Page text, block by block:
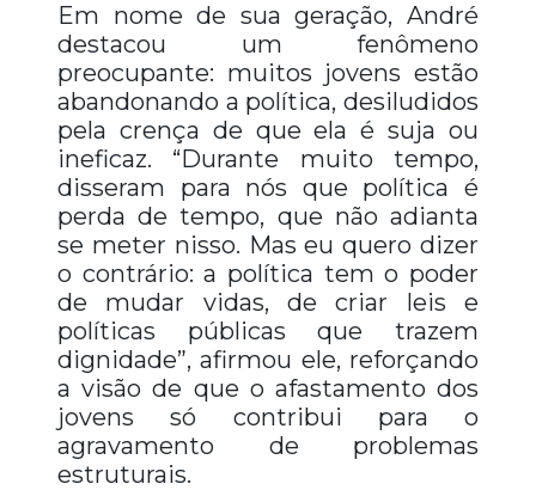
Em nome de sua geração, André
destacou um fenômeno
preocupante: muitos jovens estão
abandonando a política, desiludidos
pela crença de que ela é suja ou
ineficaz. “Durante muito tempo,
disseram para nós que política é
perda de tempo, que não adianta
se meter nisso. Mas eu quero dizer
o contrário: a política tem o poder
de mudar vidas, de criar leis e
políticas públicas que trazem
dignidade”, afirmou ele, reforçando
a visão de que o afastamento dos
jovens só contribui para o
agravamento de problemas
estruturais.